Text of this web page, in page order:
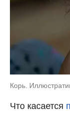
Корь.
Что касается